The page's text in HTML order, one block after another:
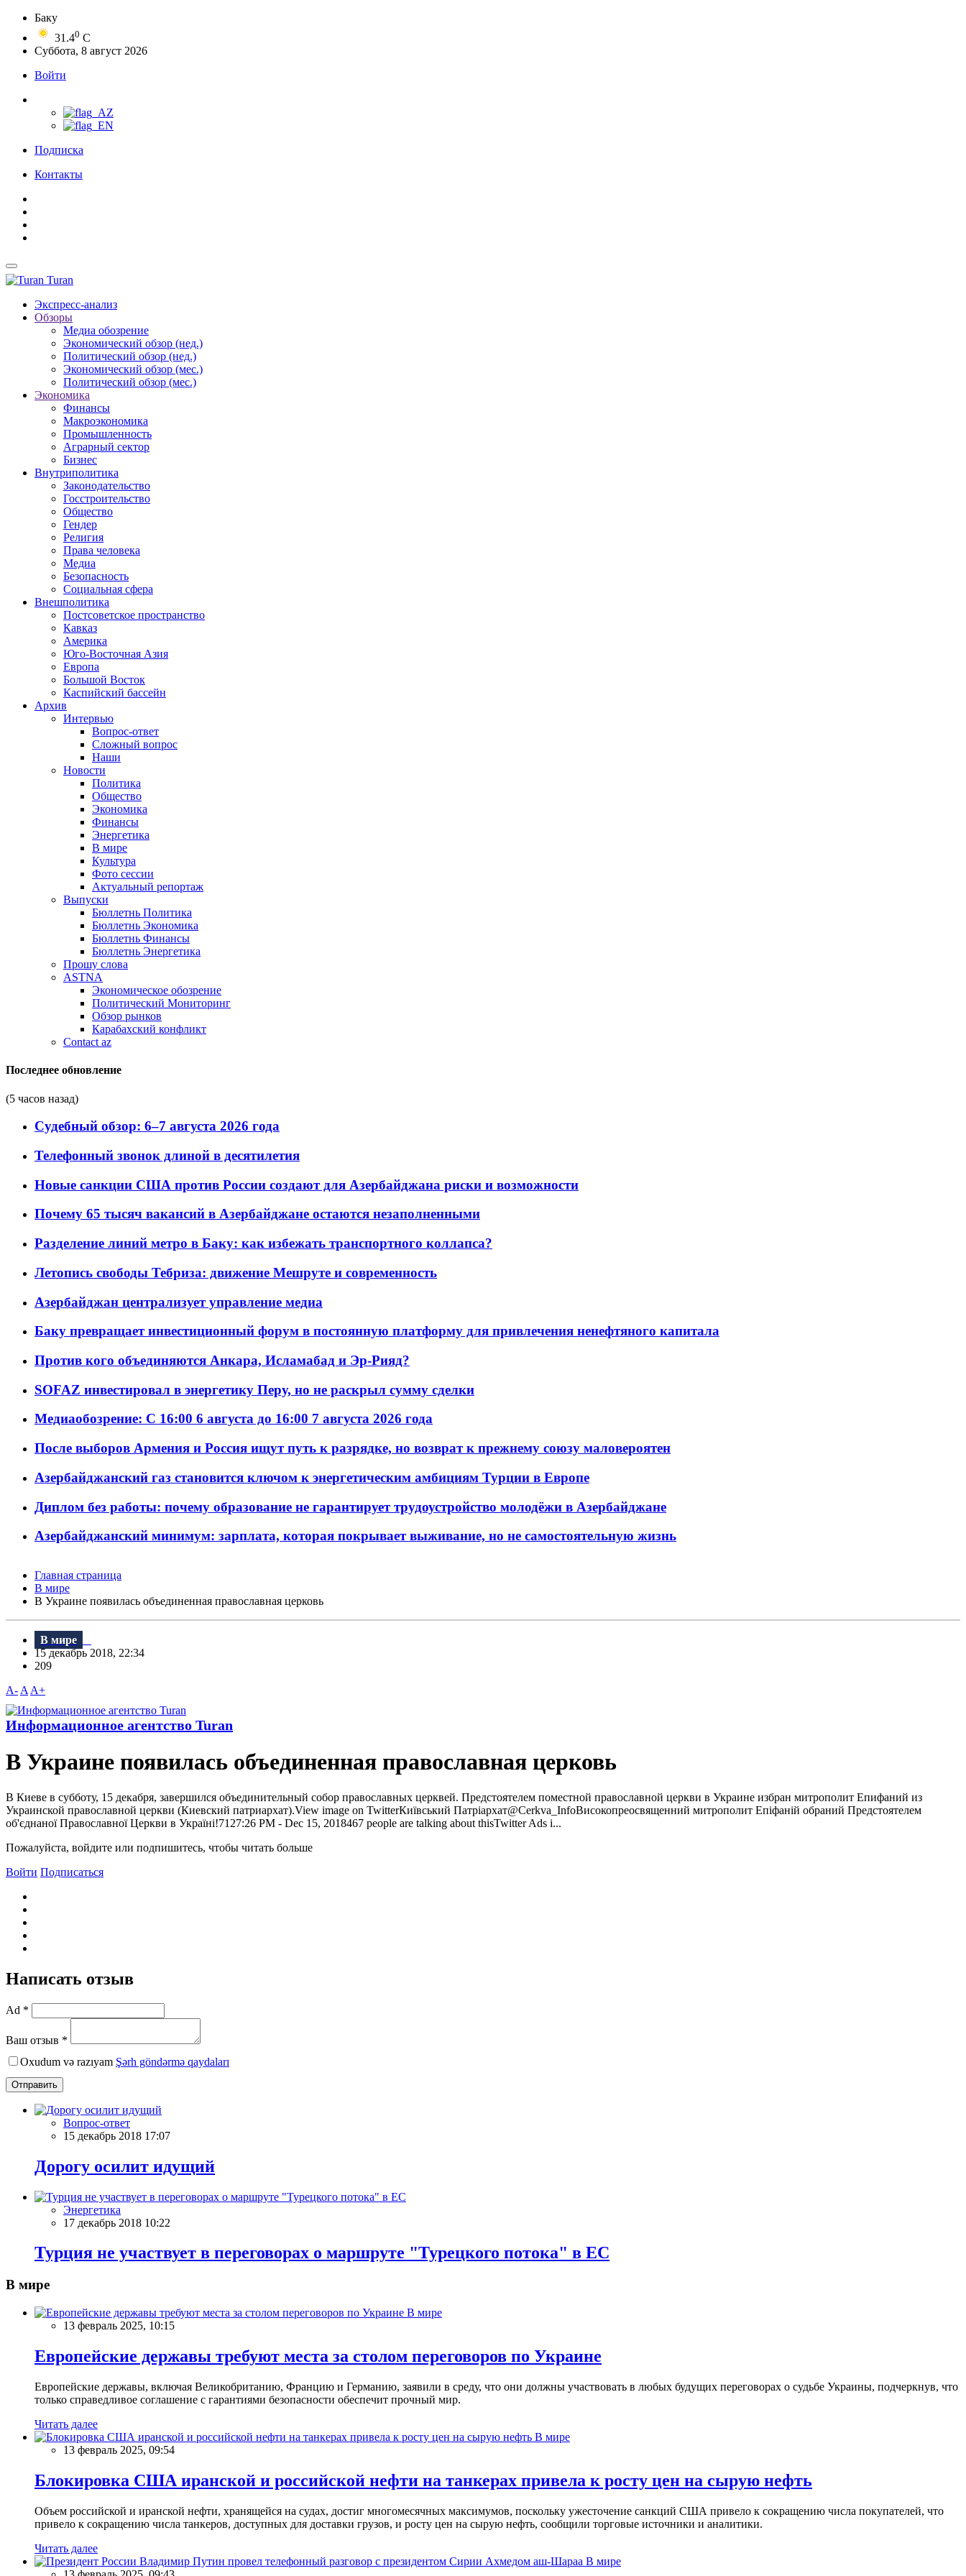
Баку
31.40 C
Суббота, 8 август 2026
Войти
Подписка
Контакты
Turan
Экспресс-анализ
Обзоры
Медиа обозрение
Экономический обзор (нед.)
Политический обзор (нед.)
Экономический обзор (мес.)
Политический обзор (мес.)
Экономика
Финансы
Макроэкономика
Промышленность
Аграрный сектор
Бизнес
Внутриполитика
Законодательство
Госстроительство
Общество
Гендер
Религия
Права человека
Медиа
Безопасность
Социальная сфера
Внешполитика
Постсоветское пространство
Кавказ
Америка
Юго-Восточная Азия
Европа
Большой Восток
Каспийский бассейн
Архив
Интервью
Вопрос-ответ
Сложный вопрос
Наши
Новости
Политика
Общество
Экономика
Финансы
Энергетика
В мире
Культура
Фото сессии
Актуальный репортаж
Выпуски
Бюллетнь Политика
Бюллетнь Экономика
Бюллетнь Финансы
Бюллетнь Энергетика
Прошу слова
ASTNA
Экономическое обозрение
Политический Мониторинг
Обзор рынков
Карабахский конфликт
Contact az
Последнее обновление
(5 часов назад)
Судебный обзор: 6–7 августа 2026 года
Телефонный звонок длиной в десятилетия
Новые санкции США против России создают для Азербайджана риски и возможности
Почему 65 тысяч вакансий в Азербайджане остаются незаполненными
Разделение линий метро в Баку: как избежать транспортного коллапса?
Летопись свободы Тебриза: движение Мешруте и современность
Азербайджан централизует управление медиа
Баку превращает инвестиционный форум в постоянную платформу для привлечения ненефтяного капитала
Против кого объединяются Анкара, Исламабад и Эр-Рияд?
SOFAZ инвестировал в энергетику Перу, но не раскрыл сумму сделки
Медиаобозрение: С 16:00 6 августа до 16:00 7 августа 2026 года
После выборов Армения и Россия ищут путь к разрядке, но возврат к прежнему союзу маловероятен
Азербайджанский газ становится ключом к энергетическим амбициям Турции в Европе
Диплом без работы: почему образование не гарантирует трудоустройство молодёжи в Азербайджане
Азербайджанский минимум: зарплата, которая покрывает выживание, но не самостоятельную жизнь
Главная страница
В мире
В Украине появилась объединенная православная церковь
В мире
15 декабрь 2018, 22:34
209
A- A A+
Информационное агентство Turan
В Украине появилась объединенная православная церковь
B Киеве в субботу, 15 декабря, завершился объединительный собор православных церквей. Предстоятелем поместной православной церкви в Украине избран митрополит Епифаний из
Украинской православной церкви (Киевский патриархат).View image on TwitterКиївський Патріархат@Cerkva_InfoBисокопреосвященний митрополит Епіфаній обраний Предстоятелем
об'єднаної Православної Церкви в Україні!7127:26 PM - Dec 15, 2018467 people are talking about thisTwitter Ads i...
Пожалуйста, войдите или подпишитесь, чтобы читать больше
Войти Подписаться
Написать отзыв
Ad *
Ваш отзыв *
Oxudum və razıyam Şərh göndərmə qaydaları
Отправить
Вопрос-ответ
15 декабрь 2018 17:07
Дорогу осилит идущий
Энергетика
17 декабрь 2018 10:22
Турция не участвует в переговорах о маршруте "Турецкого потока" в ЕС
В мире
В мире
13 февраль 2025, 10:15
Европейские державы требуют места за столом переговоров по Украине
Европейские державы, включая Великобританию, Францию и Германию, заявили в среду, что они должны участвовать в любых будущих переговорах о судьбе Украины, подчеркнув, что
только справедливое соглашение с гарантиями безопасности обеспечит прочный мир.
Читать далее
В мире
13 февраль 2025, 09:54
Блокировка США иранской и российской нефти на танкерах привела к росту цен на сырую нефть
Объем российской и иранской нефти, хранящейся на судах, достиг многомесячных максимумов, поскольку ужесточение санкций США привело к сокращению числа покупателей, что
привело к сокращению числа танкеров, доступных для доставки грузов, и росту цен на сырую нефть, сообщили торговые источники и аналитики.
Читать далее
В мире